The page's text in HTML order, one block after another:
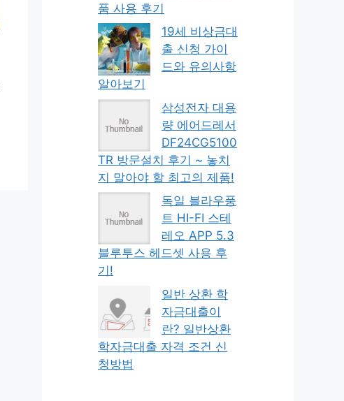
품 사용 후기
19세 비상금대
출 신청 가이
드와 유의사항
알아보기
삼성전자 대용
량 에어드레서
DF24CG5100
TR 방문설치 후기 ~ 놓치
지 말아야 할 최고의 제품!
독일 블라우풍
트 HI-FI 스테
레오 APP 5.3
블루투스 헤드셋 사용 후
기!
일반 상환 학
자금대출이
란? 일반상환
학자금대출 자격 조건 신
청방법